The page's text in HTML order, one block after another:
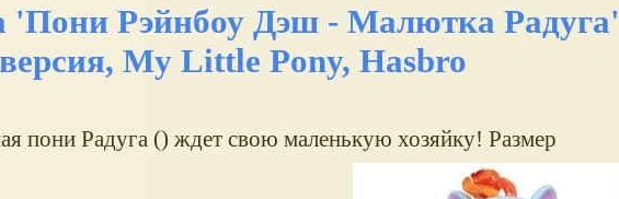
'Пони Рэйнбоу Дэш - Малютка Радуга'
My Little Pony, Hasbro
пони Радуга () ждет свою маленькую хозяйку! Размер